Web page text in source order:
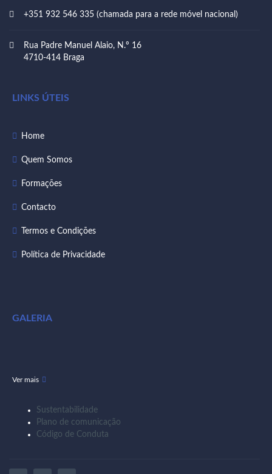
+351 932 546 335 (chamada para a rede móvel nacional)
Rua Padre Manuel Alaio, N.º 16
4710-414 Braga
LINKS ÚTEIS
Home
Quem Somos
Formações
Contacto
Termos e Condições
Política de Privacidade
GALERIA
Ver mais
Sustentabilidade
Plano de comunicação
Código de Conduta